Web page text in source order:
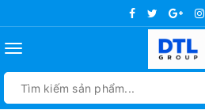
Toggle